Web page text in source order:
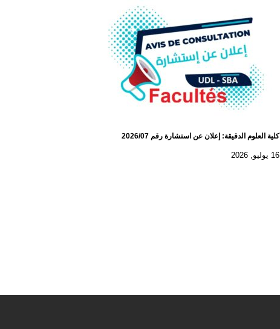
كلية العلوم الدقيقة: إعلان عن استشارة رقم 2026/07
16 يوليو, 2026